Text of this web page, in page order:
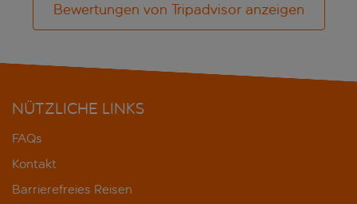
Bewertungen von Tripadvisor anzeigen
NÜTZLICHE LINKS
FAQs
Kontakt
Barrierefreies Reisen